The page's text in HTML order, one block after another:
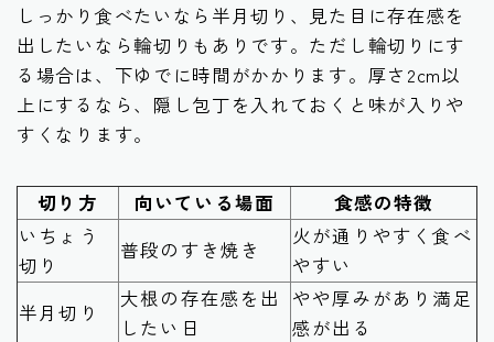
しっかり食べたいなら半月切り、見た目に存在感を
出したいなら輪切りもありです。ただし輪切りにす
る場合は、下ゆでに時間がかかります。厚さ2cm以
上にするなら、隠し包丁を入れておくと味が入りや
すくなります。
切り方 向いている場面
食感の特徴
いちょう
切り
普段のすき焼き
火が通りやすく食べ
やすい
半月切り
大根の存在感を出
したい日
やや厚みがあり満足
感が出る